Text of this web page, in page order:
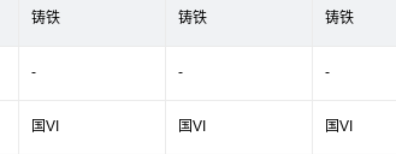
铸铁 铸铁 铸铁
- - -
国VI 国VI 国VI